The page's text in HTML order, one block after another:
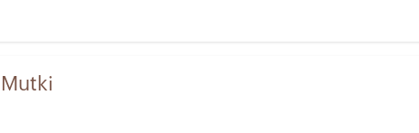
Mutki